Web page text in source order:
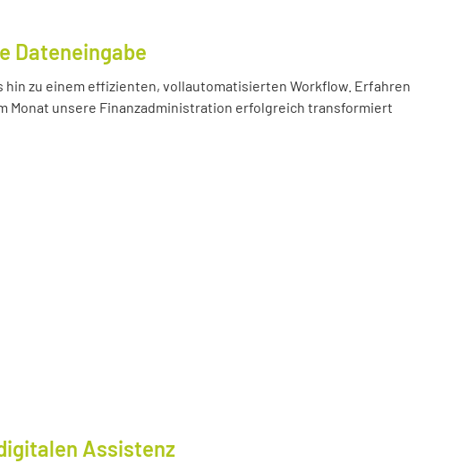
Dateneingabe
hin zu einem effizienten, vollautomatisierten Workflow. Erfahren
Monat unsere Finanzadministration erfolgreich transformiert
Assistenz